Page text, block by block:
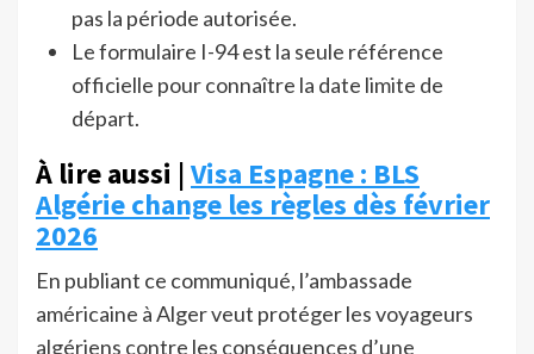
pas la période autorisée.
Le formulaire I-94 est la seule référence
officielle pour connaître la date limite de
départ.
À lire aussi |Visa Espagne : BLS
Algérie change les règles dès février
2026
En publiant ce communiqué, l’ambassade
américaine à Alger veut protéger les voyageurs
algériens contre les conséquences d’une